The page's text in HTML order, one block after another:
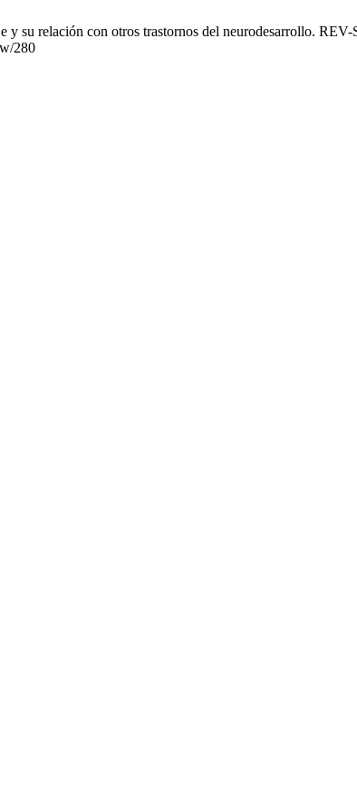
su relación con otros trastornos del neurodesarrollo.
280